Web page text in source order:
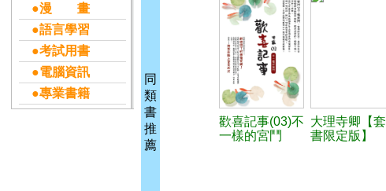
●漫 畫
●語言學習
●考試用書
●電腦資訊
●專業書籍
同
類
書
推
薦
歡喜記事(03)不
一樣的宮鬥
大理寺卿【套
書限定版】